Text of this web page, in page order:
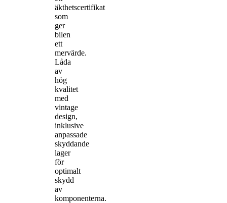
äkthetscertifikat
som
ger
bilen
ett
mervärde.
Låda
av
hög
kvalitet
med
vintage
design,
inklusive
anpassade
skyddande
lager
för
optimalt
skydd
av
komponenterna.